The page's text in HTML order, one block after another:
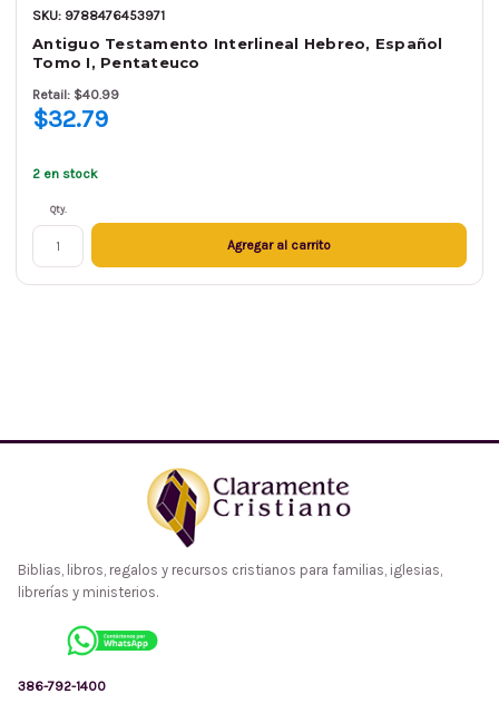
SKU: 9788476453971
Antiguo Testamento Interlineal Hebreo, Español
Tomo I, Pentateuco
Retail: $40.99
$32.79
2 en stock
Qty.
Agregar al carrito
Biblias, libros, regalos y recursos cristianos para familias, iglesias,
librerías y ministerios.
386-792-1400